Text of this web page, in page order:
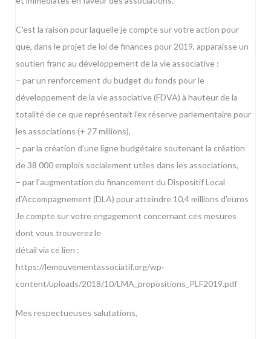
C’est la raison pour laquelle je compte sur votre action pour
que, dans le projet de loi de finances pour 2019, apparaisse un
soutien franc au développement de la vie associative :
– par un renforcement du budget du fonds pour le
développement de la vie associative (FDVA) à hauteur de la
totalité de ce que représentait l’ex réserve parlementaire pour
les associations (+ 27 millions),
– par la création d’une ligne budgétaire soutenant la création
de 38 000 emplois socialement utiles dans les associations,
– par l’augmentation du financement du Dispositif Local
d’Accompagnement (DLA) pour atteindre 10,4 millions d’euros
Je compte sur votre engagement concernant ces mesures
dont vous trouverez le
détail via ce lien :
https://lemouvementassociatif.org/wp-
content/uploads/2018/10/LMA_propositions_PLF2019.pdf
Mes respectueuses salutations,